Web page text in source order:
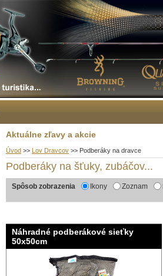
Aktuálne zľavy a akcie
Úvod >> Lov Dravcov >> Podberáky na dravce
Podberáky na šťuky, zubáčov...
Spôsob zobrazenia Ikony Zoznam
Náhradné podberákové sieťky
50x50cm